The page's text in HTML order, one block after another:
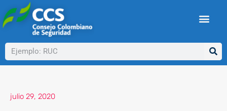
al
contenido
Buscar
julio 29, 2020